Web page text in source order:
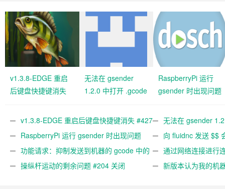
v1.3.8-EDGE 重启
后键盘快捷键消失
无法在 gsender
1.2.0 中打开 .gcode
RaspberryPi 运行
gsender 时出现问题
v1.3.8-EDGE 重启后键盘快捷键消失 #427
关闭
无法在 gsender
#367
RaspberryPi 运行 gsender 时出现问题
#89
向 fluidnc 发送 $$
#473
功能请求：抑制发送到机器的 gcode 中的
gcode 注释。 #444 关闭
通过网络连接进行
操纵杆运动的剩余问题 #204 关闭
新版本认为我的机